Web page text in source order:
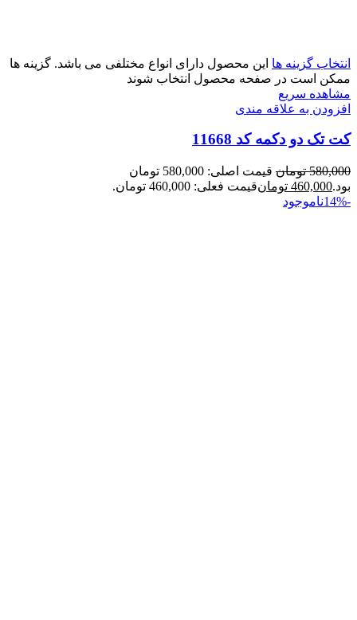
انتخاب گزینه ها این محصول دارای انواع مختلفی می باشد. گزینه ها
ممکن است در صفحه محصول انتخاب شوند
مشاهده سریع
افزودن به علاقه مندی
کت تک دو دکمه کد 11668
580,000 تومان
قیمت اصلی: 580,000 تومان
بود.460,000 تومانقیمت فعلی: 460,000 تومان.
-14%
ناموجود